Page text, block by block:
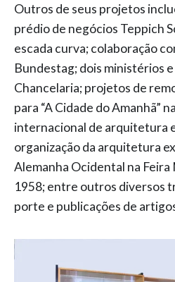
Outros de seus projetos
prédio de negócios Teppich
escada curva; colaboração
Bundestag; dois ministérios
Chancelaria; projetos de
para “A Cidade do Amanhã”
internacional de arquitetura
organização da arquitetura
Alemanha Ocidental na
1958; entre outros diversos
porte e publicações de